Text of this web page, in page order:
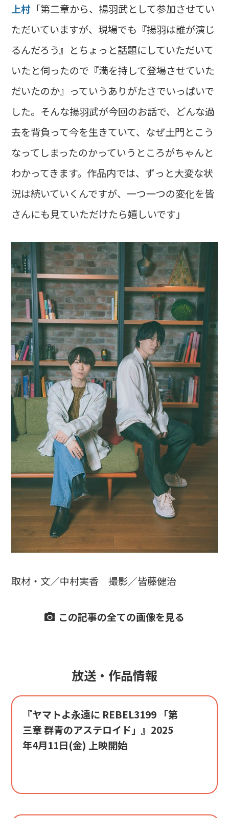
上村 「第二章から、揚羽武として参加させてい
ただいていますが、現場でも『揚羽は誰が演じ
るんだろう』とちょっと話題にしていただいて
いたと伺ったので『満を持して登場させていた
だいたのか』っていうありがたさでいっぱいで
した。そんな揚羽武が今回のお話で、どんな過
去を背負って今を生きていて、なぜ土門とこう
なってしまったのかっていうところがちゃんと
わかってきます。作品内では、ずっと大変な状
況は続いていくんですが、一つ一つの変化を皆
さんにも見ていただけたら嬉しいです」
取材・文／中村実香 撮影／皆藤健治
この記事の全ての画像を見る
放送・作品情報
『ヤマトよ永遠に REBEL3199 「第
三章 群青のアステロイド」』2025
年4月11日(金) 上映開始